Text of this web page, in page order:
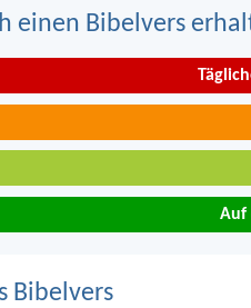
einen Bibelvers
Auf
Bibelvers